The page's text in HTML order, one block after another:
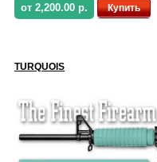
от 2,200.00 р. Купить
TURQUOIS